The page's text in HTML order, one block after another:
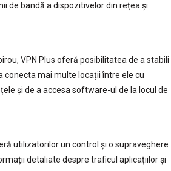
de bandă a dispozitivelor din rețea și
VPN Plus oferă posibilitatea de a stabili
conecta mai multe locații între ele cu
și de a accesa software-ul de la locul de
utilizatorilor un control și o supraveghere
detaliate despre traficul aplicațiilor și